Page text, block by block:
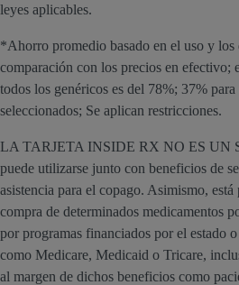
leyes aplicables.
*Ahorro promedio basado en el uso y los
comparación con los precios en efectivo;
todos los genéricos es del 78%; 37%
seleccionados; Se aplican restricciones.
LA TARJETA INSIDE RX NO ES UN
puede utilizarse junto con beneficios de
asistencia para el copago. Asimismo,
compra de determinados medicamentos
por programas financiados por el estado
como Medicare, Medicaid o Tricare,
al margen de dichos beneficios como